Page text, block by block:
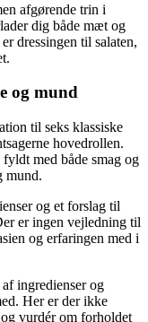
afgørende trin i
dig både mæt og
dressingen til salaten,
og mund
til seks klassiske
hovedrollen.
med både smag og
mund.
og et forslag til
er ingen vejledning til
og erfaringen med i
ingredienser og
Her er der ikke
vurdér om forholdet